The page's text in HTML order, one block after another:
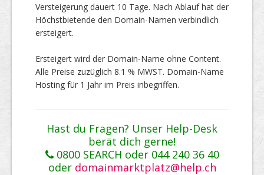
Versteigerung dauert 10 Tage. Nach Ablauf hat der
Höchstbietende den Domain-Namen verbindlich
ersteigert.
Ersteigert wird der Domain-Name ohne Content.
Alle Preise zuzüglich 8.1 % MWST. Domain-Name
Hosting für 1 Jahr im Preis inbegriffen.
Hast du Fragen? Unser Help-Desk
berät dich gerne!
0800 SEARCH oder 044 240 36 40
oder domainmarktplatz@help.ch